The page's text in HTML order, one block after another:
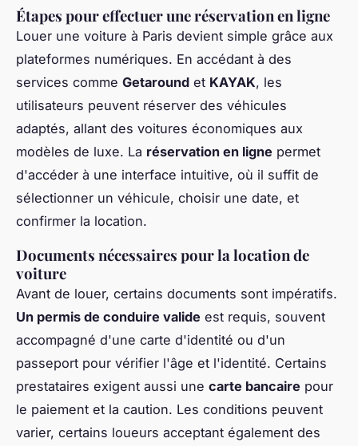
Étapes pour effectuer une réservation en ligne
Louer une voiture à Paris devient simple grâce aux
plateformes numériques. En accédant à des
services comme Getaround et KAYAK, les
utilisateurs peuvent réserver des véhicules
adaptés, allant des voitures économiques aux
modèles de luxe. La réservation en ligne permet
d'accéder à une interface intuitive, où il suffit de
sélectionner un véhicule, choisir une date, et
confirmer la location.
Documents nécessaires pour la location de
voiture
Avant de louer, certains documents sont impératifs.
Un permis de conduire valide est requis, souvent
accompagné d'une carte d'identité ou d'un
passeport pour vérifier l'âge et l'identité. Certains
prestataires exigent aussi une carte bancaire pour
le paiement et la caution. Les conditions peuvent
varier, certains loueurs acceptant également des